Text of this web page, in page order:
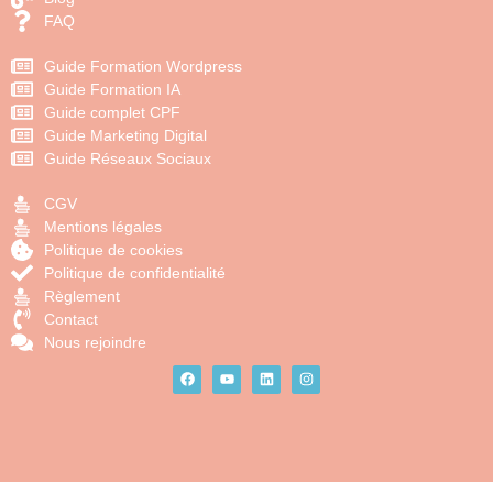
FAQ
Guide Formation Wordpress
Guide Formation IA
Guide complet CPF
Guide Marketing Digital
Guide Réseaux Sociaux
CGV
Mentions légales
Politique de cookies
Politique de confidentialité
Règlement
Contact
Nous rejoindre